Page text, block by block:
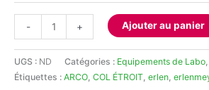
-
de
Fiole
Erlenmeyer
ARCO
+ Ajouter au panier
UGS : ND Catégories : Equipements de Labo,
Étiquettes : ARCO, COL ÉTROIT, erlen,